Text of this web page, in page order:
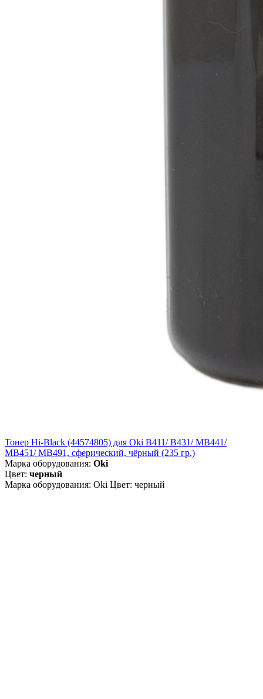
Тонер Hi-Black (44574805) для Oki B411/ B431/ MB441/
MB451/ MB491, сферический, чёрный (235 гр.)
Марка оборудования: Oki
Цвет: черный
Марка оборудования: Oki Цвет: черный